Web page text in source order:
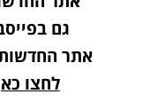
גם
אתר החדשות
לחצו